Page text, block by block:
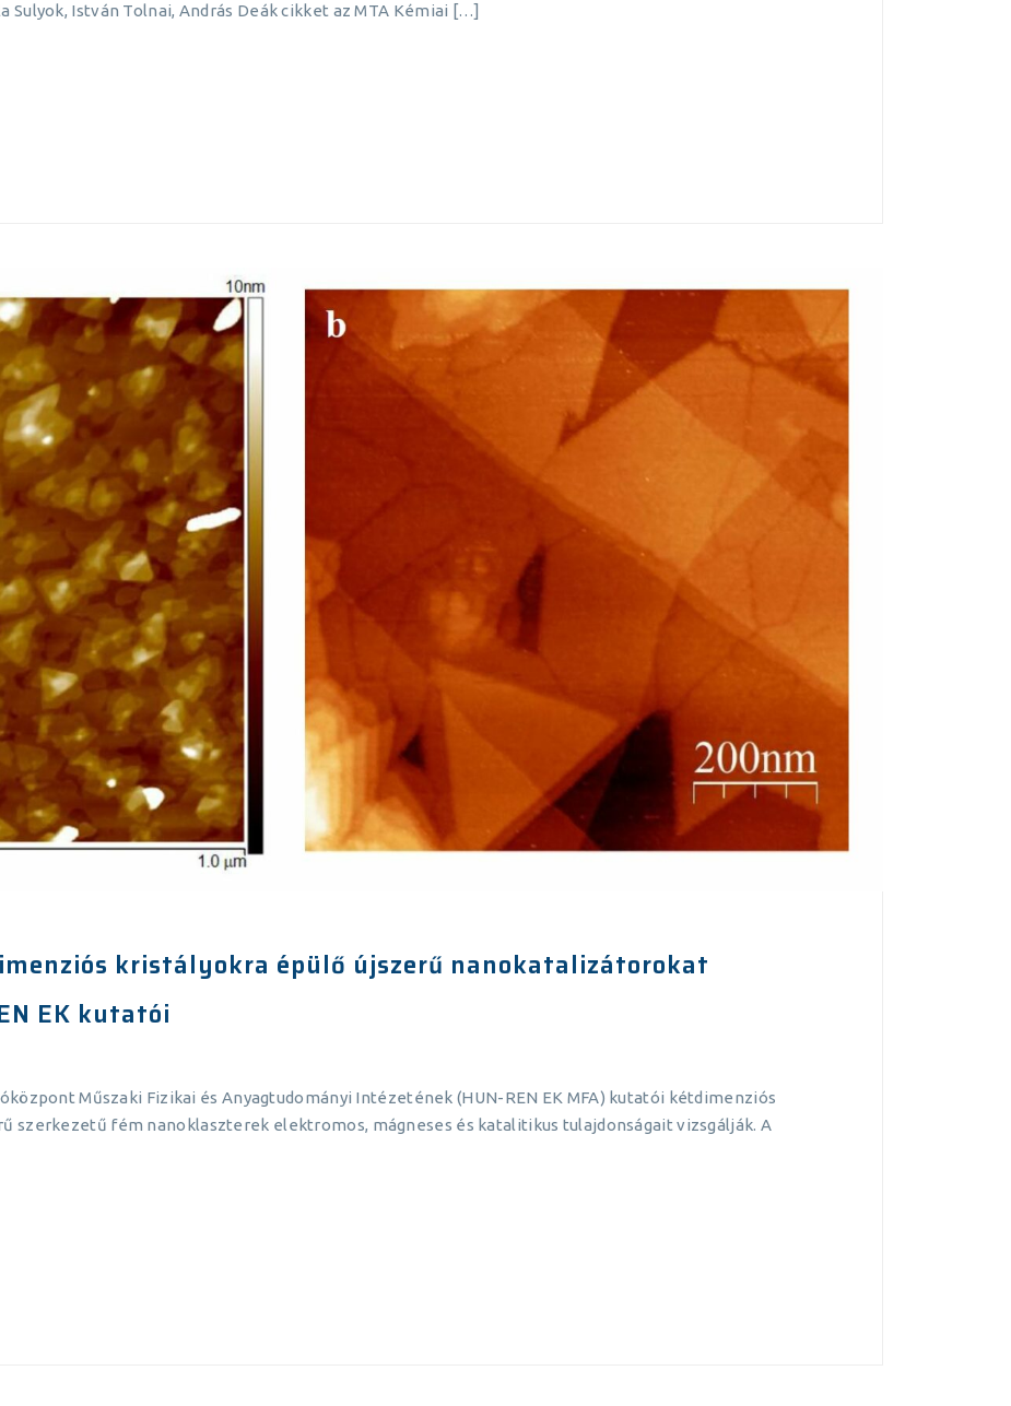
Sulyok, István Tolnai, András Deák cikket az MTA Kémiai […]
kristályokra épülő újszerű nanokatalizátorokat
EK kutatói
Műszaki Fizikai és Anyagtudományi Intézetének (HUN-REN EK MFA) kutatói kétdimenziós
szerkezetű fém nanoklaszterek elektromos, mágneses és katalitikus tulajdonságait vizsgálják. A